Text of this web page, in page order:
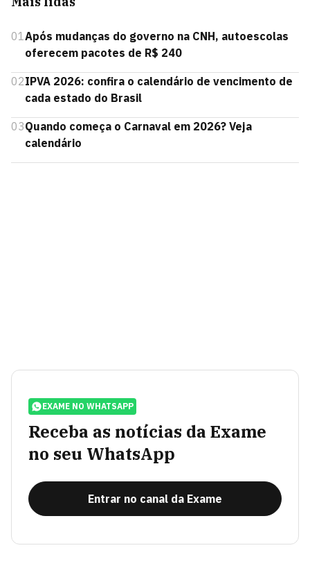
01Após mudanças do governo na CNH, autoescolas
oferecem pacotes de R$ 240
02IPVA 2026: confira o calendário de vencimento de
cada estado do Brasil
03Quando começa o Carnaval em 2026? Veja
calendário
EXAME NO WHATSAPP
Receba as notícias da Exame
no seu WhatsApp
Entrar no canal da Exame